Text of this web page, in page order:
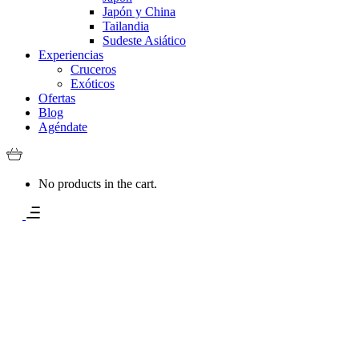
Japón y China
Tailandia
Sudeste Asiático
Experiencias
Cruceros
Exóticos
Ofertas
Blog
Agéndate
No products in the cart.